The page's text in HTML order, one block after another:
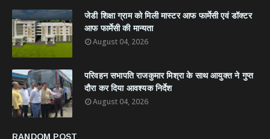
जेडी शिक्षा ग्राम को मिली मास्टर आफ फार्मेसी एवं डॉक्टर
आफ फार्मेसी की मान्यता
August 04, 2026
परिवहन सभापति राजकुमार मिश्रा के साथ आयुक्त ने गुप्त
दौरा कर दिया आवश्यक निर्देश
August 04, 2026
RANDOM POST